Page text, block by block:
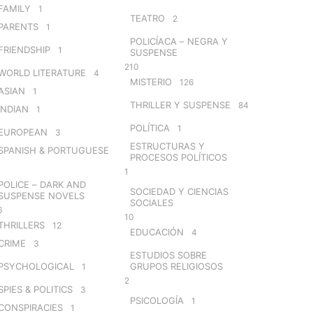
1
1
1
LITERATURE 4
1
1
3
& PORTUGUESE
– DARK AND
NOVELS
12
3
1
& POLITICS 3
1
TEATRO 2
POLICÍACA – NEGRA Y
SUSPENSE
210
MISTERIO 126
THRILLER Y SUSPENSE 84
POLÍTICA 1
ESTRUCTURAS Y
PROCESOS POLÍTICOS
1
SOCIEDAD Y CIENCIAS
SOCIALES
10
EDUCACIÓN 4
ESTUDIOS SOBRE
GRUPOS RELIGIOSOS
2
PSICOLOGÍA 1